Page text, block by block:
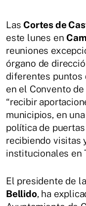
Las Cortes de
este lunes en
reuniones
órgano de
diferentes puntos
en el Convento
“recibir
municipios, en
política de
recibiendo visitas
institucionales en
El presidente de
Bellido, ha